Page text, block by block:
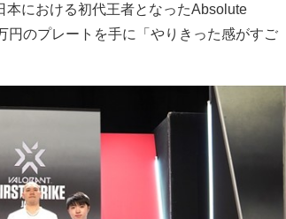
本における初代王者となったAbsolute
のプレートを手に「やりきった感がすご